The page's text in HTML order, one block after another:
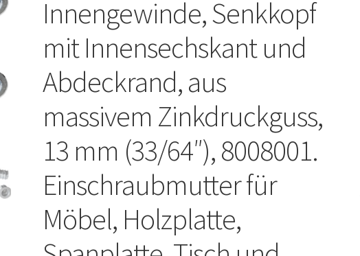
Innengewinde, Senkkopf
mit Innensechskant und
Abdeckrand, aus
massivem Zinkdruckguss,
13 mm (33/64″), 8008001.
Einschraubmutter für
Möbel, Holzplatte,